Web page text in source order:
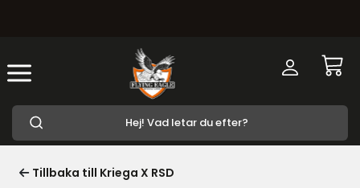
Tillbaka till Kriega X RSD